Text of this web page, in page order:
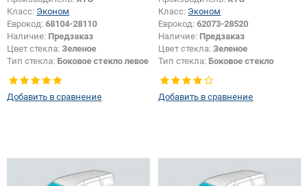
Класс: Эконом
Еврокод: 68104-28110
Наличие: Предзаказ
Цвет стекла: Зеленое
Тип стекла: Боковое стекло левое
Добавить в сравнение
Класс: Эконом
Еврокод:62073-28520
Наличие: Предзаказ
Цвет стекла:Зеленое
Тип стекла: Боковое стекло
Добавить в сравнение